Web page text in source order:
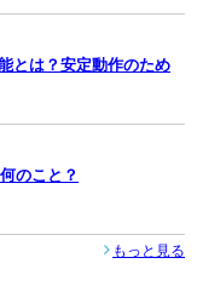
とは？安定動作のため
のこと？
もっと見る